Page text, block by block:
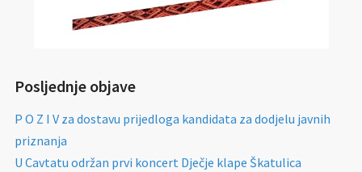
Posljednje objave
P O Z I V za dostavu prijedloga kandidata za dodjelu javnih
priznanja
U Cavtatu održan prvi koncert Dječje klape Škatulica